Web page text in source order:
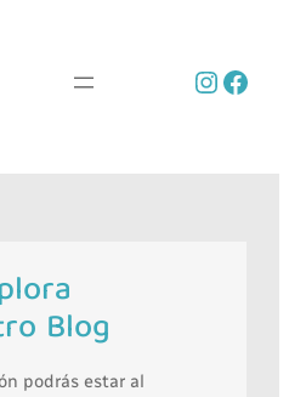
Blog
podrás estar al